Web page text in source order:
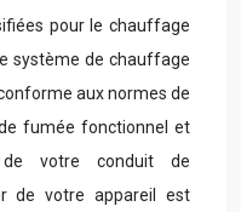
pour le chauffage
système de chauffage
aux normes de
fumée fonctionnel et
de votre conduit de
de votre appareil est